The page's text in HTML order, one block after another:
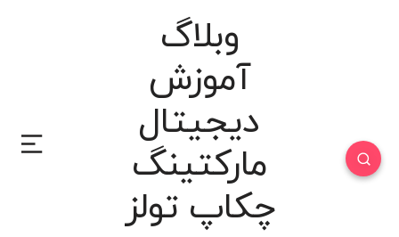
وبلاگ
آموزش
دیجیتال
مارکتینگ
چکاپ تولز